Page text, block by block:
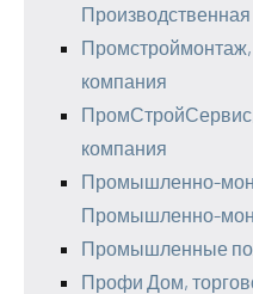
компания
компания
Промышленно-
Промышленно-
Промышленные
Профи Дом,